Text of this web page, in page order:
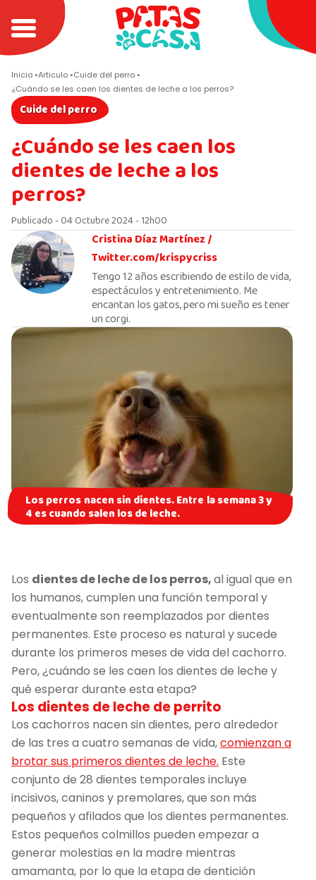
Inicio Articulo Cuide del perro
¿Cuándo se les caen los dientes de leche a los perros?
Cuide del perro
¿Cuándo se les caen los
dientes de leche a los
perros?
Publicado - 04 Octubre 2024 - 12h00
Cristina Díaz Martínez /
Twitter.com/krispycriss
Tengo 12 años escribiendo de estilo de vida,
espectáculos y entretenimiento. Me
encantan los gatos, pero mi sueño es tener
un corgi.
Los perros nacen sin dientes. Entre la semana 3 y
4 es cuando salen los de leche.
Los dientes de leche de los perros,al igual que en
los humanos, cumplen una función temporal y
eventualmente son reemplazados por dientes
permanentes. Este proceso es natural y sucede
durante los primeros meses de vida del cachorro.
Pero, ¿cuándo se les caen los dientes de leche y
qué esperar durante esta etapa?
Los dientes de leche de perrito
Los cachorros nacen sin dientes, pero alrededor
de las tres a cuatro semanas de vida,comienzan a
brotar sus primeros dientes de leche. Este
conjunto de 28 dientes temporales incluye
incisivos, caninos y premolares, que son más
pequeños y afilados que los dientes permanentes.
Estos pequeños colmillos pueden empezar a
generar molestias en la madre mientras
amamanta, por lo que la etapa de dentición